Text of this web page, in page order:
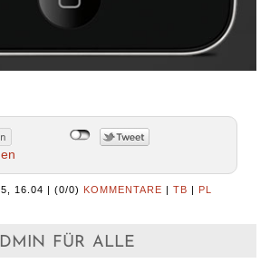
16.04 (0/0) KOMMENTARE TB PL
für alle